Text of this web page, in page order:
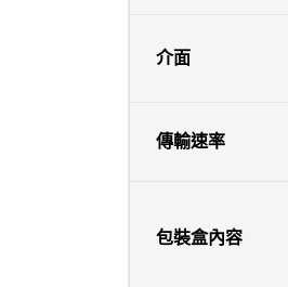
介面
傳輸速率
包裝盒內容